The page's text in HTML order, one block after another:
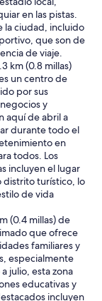
en las pistas.
la ciudad, incluido
que son de
de viaje.
km (0.8 millas)
un centro de
por sus
y
aquí de abril a
durante todo el
en
todos. Los
incluyen el lugar
distrito turístico, lo
de vida
(0.4 millas) de
que ofrece
familiares y
especialmente
julio, esta zona
educativas y
incluyen